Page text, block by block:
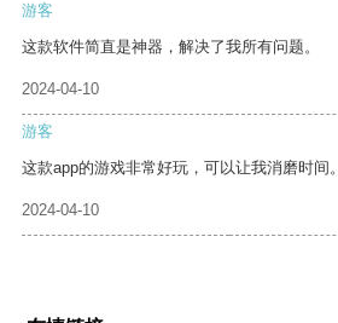
游客
这款软件简直是神器，解决了我所有问题。
2024-04-10
游客
这款app的游戏非常好玩，可以让我消磨时间。
2024-04-10